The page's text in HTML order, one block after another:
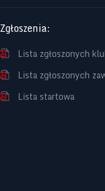
Zgłoszenia:
Lista zgłoszonych
Lista zgłoszonych
Lista startowa